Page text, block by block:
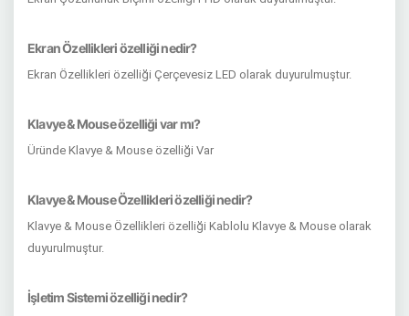
Ekran Özellikleri özelliği nedir?
Ekran Özellikleri özelliği Çerçevesiz LED olarak duyurulmuştur.
Klavye & Mouse özelliği var mı?
Üründe Klavye & Mouse özelliği Var
Klavye & Mouse Özellikleri özelliği nedir?
Klavye & Mouse Özellikleri özelliği Kablolu Klavye & Mouse olarak
duyurulmuştur.
İşletim Sistemi özelliği nedir?